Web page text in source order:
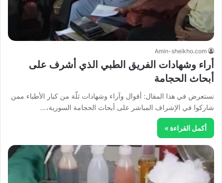
Amin-sheikho.com
أراء وشهادات الفريق الطبي الذي أشرف على
أبحاث الحجامة
نستعرض في هذا المقال: أقوال وآراء وشهادات ثلّة من كبار الأطباء ممن
شاركوا في الإشراف المباشر على أبحاث الحجامة السورية،…
أكمل القراءة »